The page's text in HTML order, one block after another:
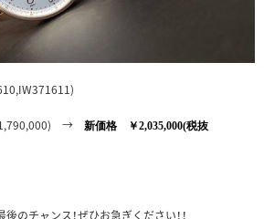
→
新価格 ￥2,035,000(税抜
のチャンス！ぜひお急ぎください！！